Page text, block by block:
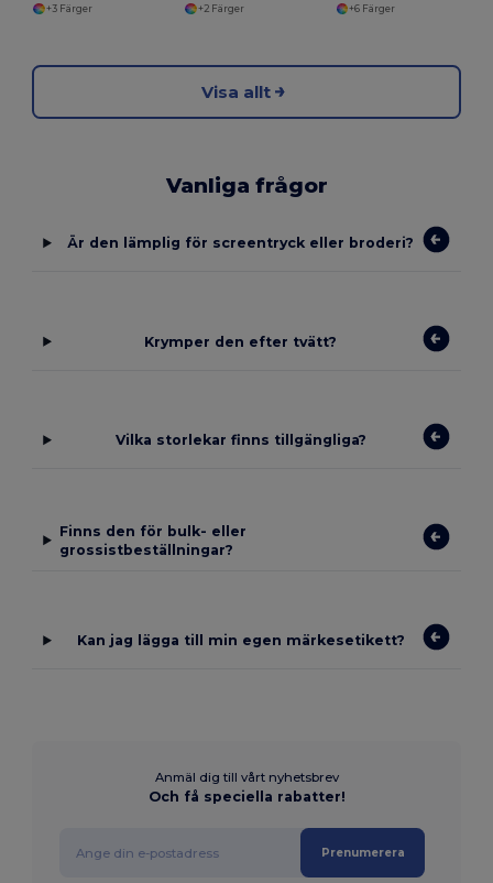
+3 Färger
+2 Färger
+6 Färger
Visa allt
Vanliga frågor
Är den lämplig för screentryck eller broderi?
Krymper den efter tvätt?
Vilka storlekar finns tillgängliga?
Finns den för bulk- eller
grossistbeställningar?
Kan jag lägga till min egen märkesetikett?
Anmäl dig till vårt nyhetsbrev
Och få speciella rabatter!
Prenumerera